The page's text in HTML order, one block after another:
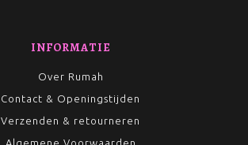
INFORMATIE
Over Rumah
Contact & Openingstijden
Verzenden & retourneren